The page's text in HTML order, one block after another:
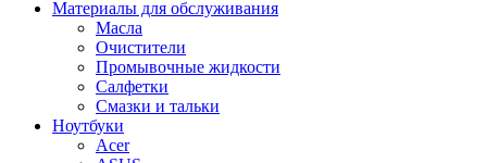
Материалы для обслуживания
Масла
Очистители
Промывочные жидкости
Салфетки
Смазки и тальки
Ноутбуки
Acer